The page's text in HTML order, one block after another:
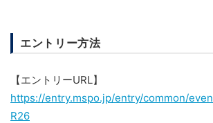
エントリー方法
【エントリーURL】
https://entry.mspo.jp/entry/common/
R26